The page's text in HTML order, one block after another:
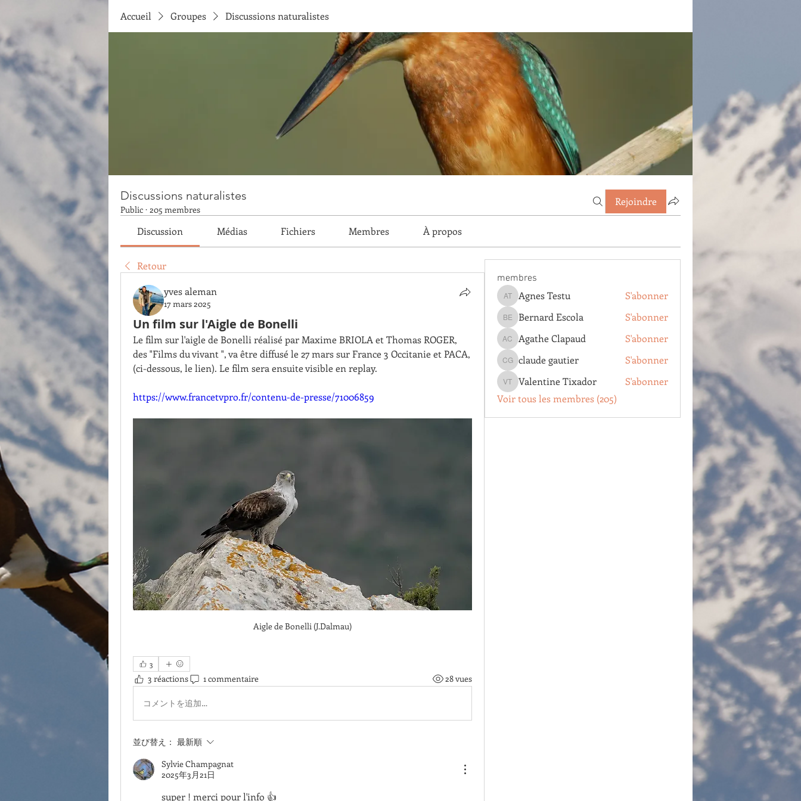
Accueil Groupes Discussions naturalistes
Discussions naturalistes
Public · 205 membres
Rejoindre
Discussion Médias Fichiers Membres À propos
Retour
yves aleman
17 mars 2025
Un film sur l'Aigle de Bonelli
Le film sur l'aigle de Bonelli réalisé par Maxime BRIOLA et Thomas ROGER,
des "Films du vivant ", va être diffusé le 27 mars sur France 3 Occitanie et PACA,
(ci-dessous, le lien). Le film sera ensuite visible en replay.
https://www.francetvpro.fr/contenu-de-presse/71006859
Aigle de Bonelli (J.Dalmau)
3
3 réactions 1 commentaire 28 vues
コメントを追加…
並び替え： 最新順
Sylvie Champagnat
2025年3月21日
super ! merci pour l'info 👍
membres
Agnes Testu
Agnes Testu S'abonner
Bernard Escola
Bernard Escola S'abonner
Agathe Clapaud
Agathe Clapaud S'abonner
claude gautier
claude gautier S'abonner
Valentine Tixador
Valentine Tixador
S'abonner
Voir tous les membres (205)